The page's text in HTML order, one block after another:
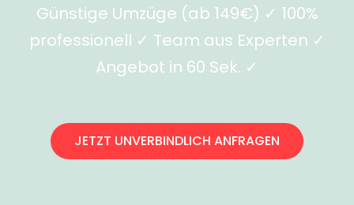
Günstige Umzüge (ab 149€) ✓ 100%
professionell ✓ Team aus Experten ✓
Angebot in 60 Sek. ✓
JETZT UNVERBINDLICH ANFRAGEN